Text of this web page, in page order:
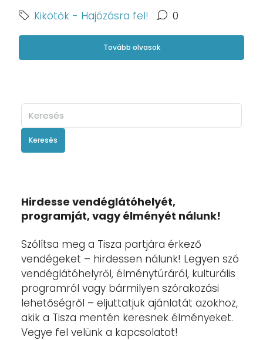
Kikötők - Hajózásra fel! 0
Tovább olvasok
Keresés
Hirdesse vendéglátóhelyét,
programját, vagy élményét nálunk!
Szólítsa meg a Tisza partjára érkező
vendégeket – hirdessen nálunk! Legyen szó
vendéglátóhelyről, élménytúráról, kulturális
programról vagy bármilyen szórakozási
lehetőségről – eljuttatjuk ajánlatát azokhoz,
akik a Tisza mentén keresnek élményeket.
Vegye fel velünk a kapcsolatot!